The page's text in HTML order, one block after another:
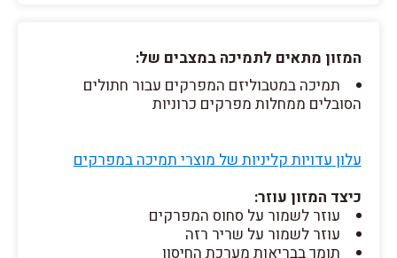
המזון מתאים לתמיכה במצבים של:
תמיכה במטבוליזם המפרקים עבור חתולים
הסובלים ממחלות מפרקים כרוניות
עלון עדויות קליניות של מוצרי תמיכה במפרקים
כיצד המזון עוזר:
עוזר לשמור על סחוס המפרקים
עוזר לשמור על שריר רזה
תומך בבריאות מערכת החיסון